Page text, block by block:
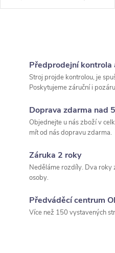
z nerezové oceli Vysoký tažný
Předprodejní kontrola
Stroj projde kontrolou, je
Poskytujeme záruční i
Doprava zdarma nad
Objednejte u nás zboží v
mít od nás dopravu zdarma.
Záruka 2 roky
Neděláme rozdíly. Dva
osoby.
Předváděcí centrum
Více než 150 vystavených